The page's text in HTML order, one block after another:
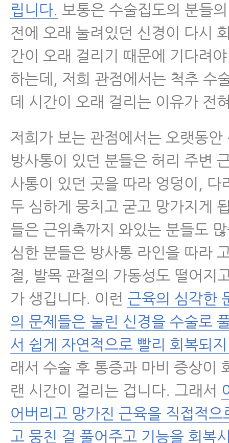
립니다. 보통은 수술집도의 분들
전에 오래 눌려있던 신경이 다시
간이 오래 걸리기 때문에 기다려
하는데, 저희 관점에서는 척추 수
데 시간이 오래 걸리는 이유가 전
저희가 보는 관점에서는 오랫동안
방사통이 있던 분들은 허리 주변
사통이 있던 곳을 따라 엉덩이, 다
두 심하게 뭉치고 굳고 망가지게
들은 근위축까지 와있는 분들도
심한 분들은 방사통 라인을 따라
절, 발목 관절의 가동성도 떨어지
가 생깁니다. 이런 근육의 심각한
의 문제들은 눌린 신경을 수술로
서 쉽게 자연적으로 빨리 회복되
래서 수술 후 통증과 마비 증상이
랜 시간이 걸리는 겁니다. 그래서
어버리고 망가진 근육을 직접적으
고 뭉친 걸 풀어주고 기능을 회복